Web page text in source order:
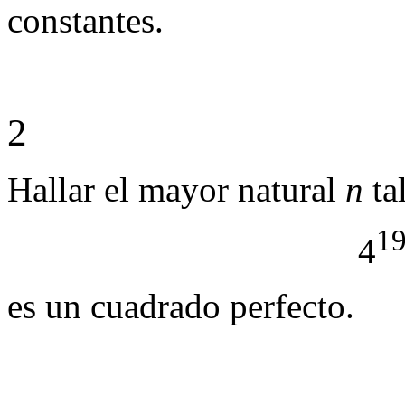
constantes.
2
Hallar el mayor natural n
4
es un cuadrado perfecto.